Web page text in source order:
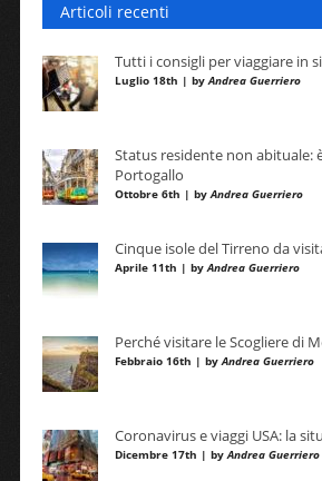
Articoli recenti
Tutti i consigli per viaggiare in
Luglio 18th | byAndrea Guerriero
Status residente non abituale:
Portogallo
Ottobre 6th | byAndrea Guerriero
Cinque isole del Tirreno da
Aprile 11th | byAndrea Guerriero
Perché visitare le Scogliere di
Febbraio 16th | byAndrea Guerriero
Coronavirus e viaggi USA: la
Dicembre 17th | byAndrea Guerriero